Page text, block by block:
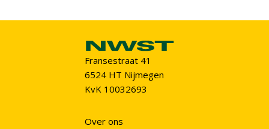
Fransestraat 41
6524 HT Nijmegen
KvK 10032693
Over ons